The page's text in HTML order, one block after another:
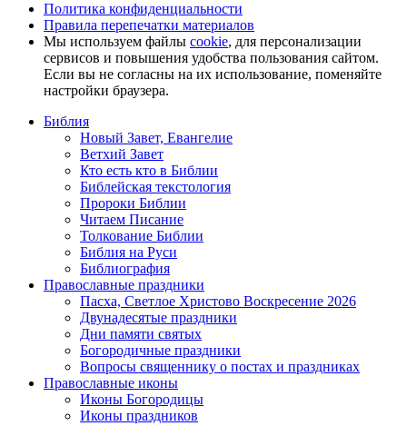
Политика конфиденциальности
Правила перепечатки материалов
Мы используем файлы cookie, для персонализации
сервисов и повышения удобства пользования сайтом.
Если вы не согласны на их использование, поменяйте
настройки браузера.
Библия
Новый Завет, Евангелие
Ветхий Завет
Кто есть кто в Библии
Библейская текстология
Пророки Библии
Читаем Писание
Толкование Библии
Библия на Руси
Библиография
Православные праздники
Пасха, Светлое Христово Воскресение 2026
Двунадесятые праздники
Дни памяти святых
Богородичные праздники
Вопросы священнику о постах и праздниках
Православные иконы
Иконы Богородицы
Иконы праздников